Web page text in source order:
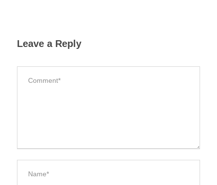
Leave a Reply